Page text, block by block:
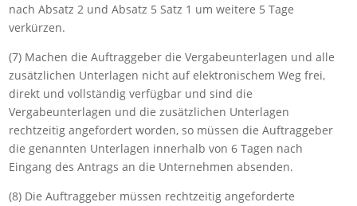
nach Absatz 2 und Absatz 5 Satz 1 um weitere 5 Tage
verkürzen.
(7) Machen die Auftraggeber die Vergabeunterlagen und alle
zusätzlichen Unterlagen nicht auf elektronischem Weg frei,
direkt und vollständig verfügbar und sind die
Vergabeunterlagen und die zusätzlichen Unterlagen
rechtzeitig angefordert worden, so müssen die Auftraggeber
die genannten Unterlagen innerhalb von 6 Tagen nach
Eingang des Antrags an die Unternehmen absenden.
(8) Die Auftraggeber müssen rechtzeitig angeforderte